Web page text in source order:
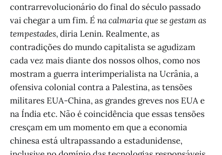
contrarrevolucionário do final do século passado
vai chegar a um fim. É na calmaria que se gestam as
tempestades, diria Lenin. Realmente, as
contradições do mundo capitalista se agudizam
cada vez mais diante dos nossos olhos, como nos
mostram a guerra interimperialista na Ucrânia, a
ofensiva colonial contra a Palestina, as tensões
militares EUA-China, as grandes greves nos EUA e
na Índia etc. Não é coincidência que essas tensões
cresçam em um momento em que a economia
chinesa está ultrapassando a estadunidense,